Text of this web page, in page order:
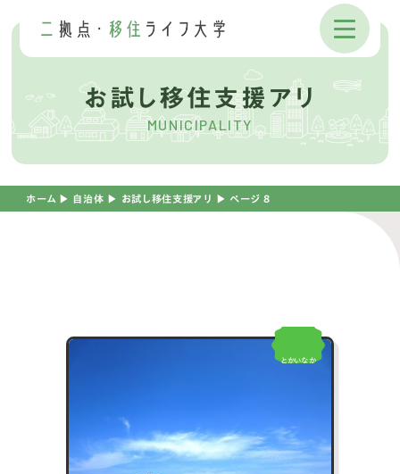
お試し移住支援アリ
MUNICIPALITY
ホーム ▶︎ 自治体 ▶︎ お試し移住支援アリ ▶︎ ページ 8
とかいなか